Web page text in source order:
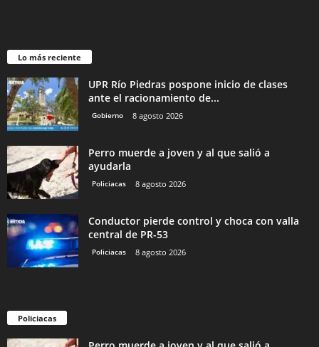
Lo más reciente
UPR Río Piedras pospone inicio de clases
ante el racionamiento de...
Gobierno 8 agosto 2026
Perro muerde a joven y al que salió a
ayudarla
Policiacas 8 agosto 2026
Conductor pierde control y choca con valla
central de PR-53
Policiacas 8 agosto 2026
Policiacas